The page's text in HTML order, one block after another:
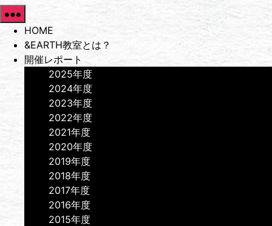
HOME
&EARTH教室とは？
開催レポート
2025年度
2024年度
2023年度
2022年度
2021年度
2020年度
2019年度
2018年度
2017年度
2016年度
2015年度